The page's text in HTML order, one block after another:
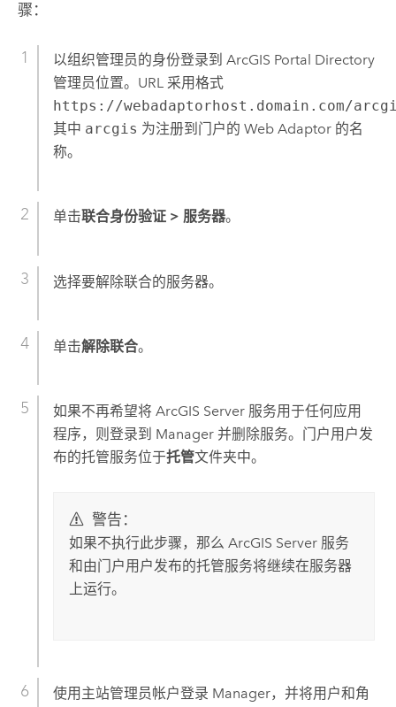
骤：
以组织管理员的身份登录到 ArcGIS Portal Directory
管理员位置。URL 采用格式
https://webadaptorhost.domain.com/
其中 arcgis 为注册到门户的 Web Adaptor 的名
称。
单击联合身份验证 > 服务器。
选择要解除联合的服务器。
单击解除联合。
如果不再希望将 ArcGIS Server服务用于任何应用
程序，则登录到 Manager 并删除服务。门户用户发
布的托管服务位于托管文件夹中。
警告：
如果不执行此步骤，那么 ArcGIS Server服务
和由门户用户发布的托管服务将继续在服务器
上运行。
使用主站管理员帐户登录 Manager，并将用户和角